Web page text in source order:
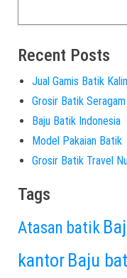
Recent Posts
Jual Gamis Batik
Grosir Batik
Baju Batik Indonesia
Model Pakaian Batik
Grosir Batik Travel
Tags
Atasan batik
kantor Baju